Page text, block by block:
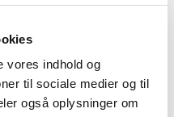
vores indhold og
til sociale medier og til
også oplysninger om